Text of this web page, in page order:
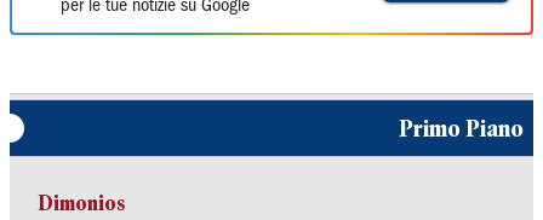
per le tue notizie su Google
Primo Piano
Dimonios